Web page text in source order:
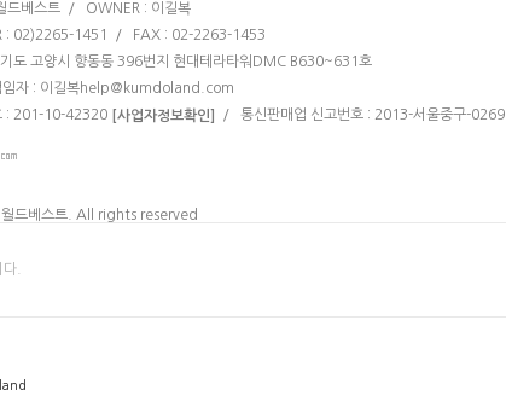
드베스트 / OWNER : 이길복
: 02)2265-1451 / FAX : 02-2263-1453
도 고양시 향동동 396번지 현대테라타워DMC B630~631호
자 : 이길복help@kumdoland.com
: 201-10-42320
[사업자정보확인] / 통신판매업 신고번호 : 2013-서울중구-0269
드베스트. All rights reserved
다.